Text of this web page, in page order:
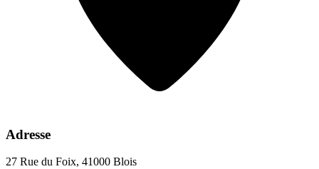
Adresse
27 Rue du Foix, 41000 Blois